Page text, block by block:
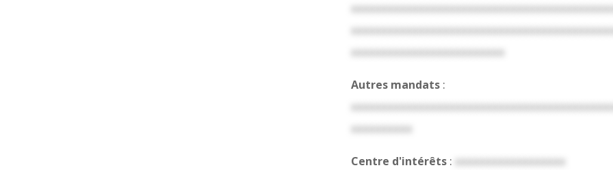
xxxxxxxxxxxxxxxxxxxxxxxxx
Autres mandats:
xxxxxxxxxx
Centre d'intérêts: xxxxxxxxxxxxxxxxxx